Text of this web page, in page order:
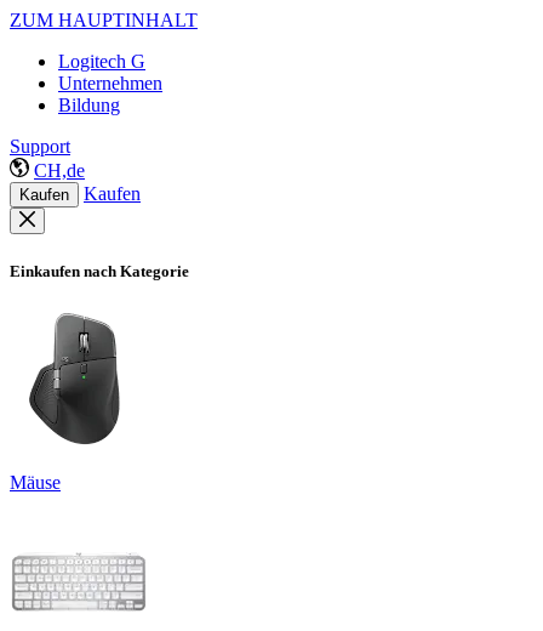
ZUM HAUPTINHALT
Logitech G
Unternehmen
Bildung
Support
CH,de
Kaufen Kaufen
Einkaufen nach Kategorie
Mäuse